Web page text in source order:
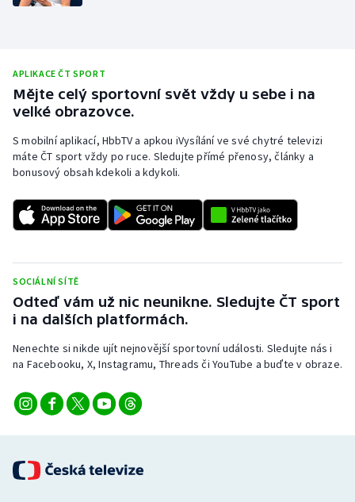
Rychlobruslení
Rychlostní kanoistika
Short track
Sportovní střelba
Stolní tenis
Veslování
Volejbal
Ostatní
APLIKACE ČT SPORT
Mějte celý sportovní svět vždy u sebe i na
velké obrazovce.
S mobilní aplikací, HbbTV a apkou iVysílání ve své chytré televizi
máte ČT sport vždy po ruce. Sledujte přímé přenosy, články a
bonusový obsah kdekoli a kdykoli.
SOCIÁLNÍ SÍTĚ
Odteď vám už nic neunikne. Sledujte ČT sport
i na dalších platformách.
Nenechte si nikde ujít nejnovější sportovní události. Sledujte nás i
na Facebooku, X, Instagramu, Threads či YouTube a buďte v obraze.